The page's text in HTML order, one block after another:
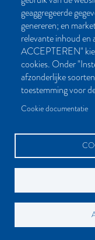
geaggregeerde
genereren; en
relevante inhoud en
ACCEPTEREN"
cookies. Onder
afzonderlijke
toestemming voor
Cookie documentatie
Kattegat 32-8
9723 JP Groningen
Nederland
Bellen:
050 851 80 41
Bereikbaar van
info[at]palmslag.nl